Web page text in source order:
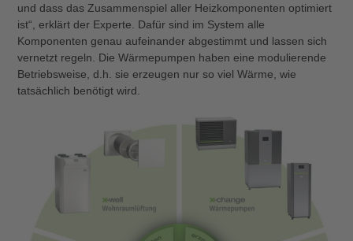
und dass das Zusammenspiel aller Heizkomponenten optimiert
ist“, erklärt der Experte. Dafür sind im System alle
Komponenten genau aufeinander abgestimmt und lassen sich
vernetzt regeln. Die Wärmepumpen haben eine modulierende
Betriebsweise, d.h. sie erzeugen nur so viel Wärme, wie
tatsächlich benötigt wird.